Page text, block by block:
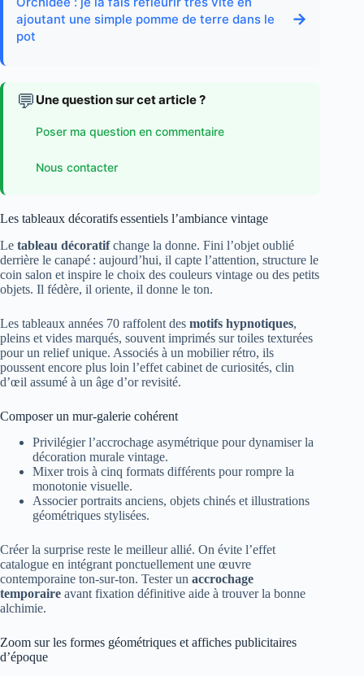
ajoutant une simple pomme de terre dans le
pot
→
💬 Une question sur cet article ?
Poser ma question en commentaire
Nous contacter
Les tableaux décoratifs essentiels l’ambiance vintage
Le tableau décoratifchange la donne. Fini l’objet oublié
derrière le canapé : aujourd’hui, il capte l’attention, structure le
coin salon et inspire le choix des couleurs vintage ou des petits
objets. Il fédère, il oriente, il donne le ton.
Les tableaux années 70 raffolent des motifs hypnotiques,
pleins et vides marqués, souvent imprimés sur toiles texturées
pour un relief unique. Associés à un mobilier rétro, ils
poussent encore plus loin l’effet cabinet de curiosités, clin
d’œil assumé à un âge d’or revisité.
Composer un mur-galerie cohérent
Privilégier l’accrochage asymétrique pour dynamiser la
décoration murale vintage.
Mixer trois à cinq formats différents pour rompre la
monotonie visuelle.
Associer portraits anciens, objets chinés et illustrations
géométriques stylisées.
Créer la surprise reste le meilleur allié. On évite l’effet
catalogue en intégrant ponctuellement une œuvre
contemporaine ton-sur-ton. Tester un accrochage
temporaire avant fixation définitive aide à trouver la bonne
alchimie.
Zoom sur les formes géométriques et affiches publicitaires
d’époque